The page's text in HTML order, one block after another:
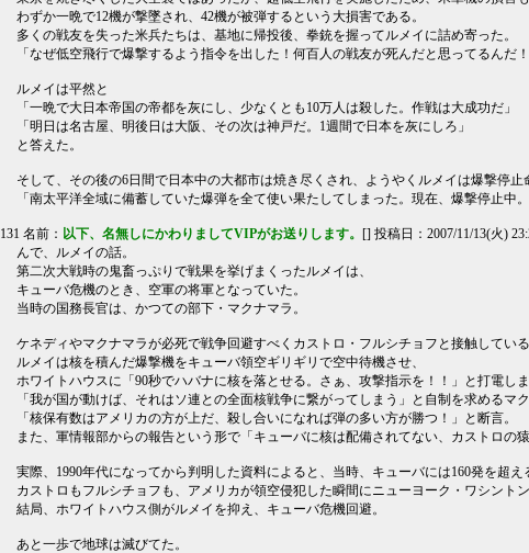
わずか一晩で12機が撃墜され、42機が被弾するという大損害である。
多くの戦友を失った米兵たちは、基地に帰投後、拳銃を握ってルメイに詰め寄った。
「なぜ低空飛行で爆撃するよう指令を出した！何百人の戦友が死んだと思ってるんだ！
ルメイは平然と
「一晩で大日本帝国の帝都を灰にし、少なくとも10万人は殺した。作戦は大成功だ」
「明日は名古屋、明後日は大阪、その次は神戸だ。1週間で日本を灰にしろ」
と答えた。
そして、その後の6日間で日本中の大都市は焼き尽くされ、ようやくルメイは爆撃停止
「南太平洋全域に備蓄していた爆弾を全て使い果たしてしまった。現在、爆撃停止中。
131 名前： 以下、名無しにかわりましてVIPがお送りします。 [] 投稿日：2007/11/13(火)
んで、ルメイの話。
第二次大戦時の鬼畜っぷりで戦果を挙げまくったルメイは、
キューバ危機のとき、空軍の将軍となっていた。
当時の国務長官は、かつての部下・マクナマラ。
ケネディやマクナマラが必死で戦争回避すべくカストロ・フルシチョフと接触している
ルメイは核を積んだ爆撃機をキューバ領空ギリギリで空中待機させ、
ホワイトハウスに「90秒でハバナに核を落とせる。さぁ、攻撃指示を！！」と打電しま
「我が国が動けば、それはソ連との全面核戦争に繋がってしまう」と自制を求めるマ
「核保有数はアメリカの方が上だ、殺し合いになれば弾の多い方が勝つ！」と断言。
また、軍情報部からの報告という形で「キューバに核は配備されてない、カストロの猿
実際、1990年代になってから判明した資料によると、当時、キューバには160発を超え
カストロもフルシチョフも、アメリカが領空侵犯した瞬間にニューヨーク・ワシント
結局、ホワイトハウス側がルメイを抑え、キューバ危機回避。
あと一歩で地球は滅びてた。